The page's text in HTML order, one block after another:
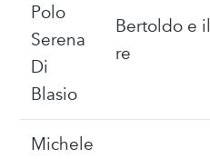
Polo
Serena
Di
Blasio
Bertoldo e il
re
Michele